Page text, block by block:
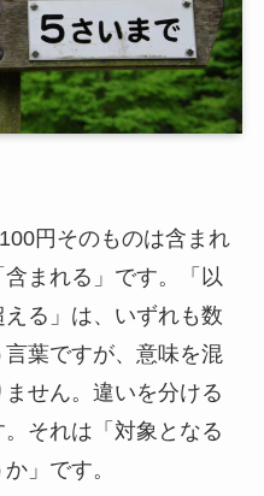
円そのものは含まれ
まれる」です。「以
る」は、いずれも数
葉ですが、意味を混
せん。違いを分ける
それは「対象となる
」です。